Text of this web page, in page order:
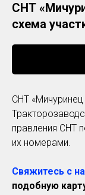
СНТ
схема
СНТ
правления СНТ
их номерами.
Свяжитесь с
подобную